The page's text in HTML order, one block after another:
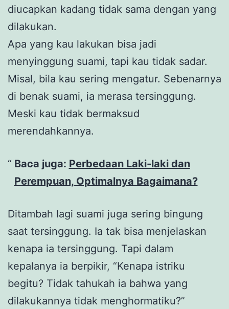
diucapkan kadang tidak sama dengan yang
dilakukan.
Apa yang kau lakukan bisa jadi
menyinggung suami, tapi kau tidak sadar.
Misal, bila kau sering mengatur. Sebenarnya
di benak suami, ia merasa tersinggung.
Meski kau tidak bermaksud
merendahkannya.
Baca juga: Perbedaan Laki-laki dan
Perempuan, Optimalnya Bagaimana?
Ditambah lagi suami juga sering bingung
saat tersinggung. Ia tak bisa menjelaskan
kenapa ia tersinggung. Tapi dalam
kepalanya ia berpikir, “Kenapa istriku
begitu? Tidak tahukah ia bahwa yang
dilakukannya tidak menghormatiku?”